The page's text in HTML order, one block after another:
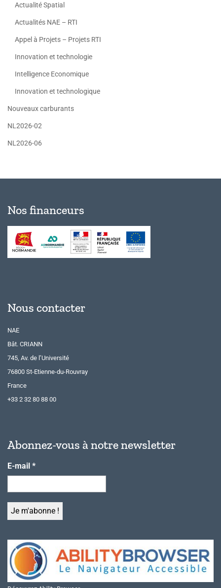
Actualité Spatial
Actualités NAE – RTI
Appel à Projets – Projets RTI
Innovation et technologie
Intelligence Economique
Innovation et technologique
Nouveaux carburants
NL2026-02
NL2026-06
Nos financeurs
Nous contacter
NAE
Bât. CRIANN
745, Av. de l’Université
76800 St-Etienne-du-Rouvray
France
+33 2 32 80 88 00
Abonnez-vous à notre newsletter
E-mail *